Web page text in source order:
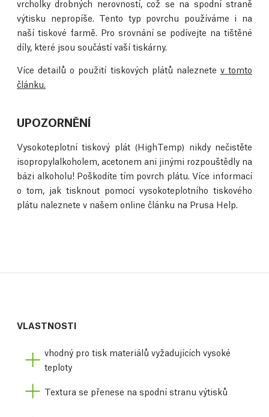
vrcholky drobných nerovností, což se na spodní straně
výtisku nepropíše. Tento typ povrchu používáme i na
naší tiskové farmě. Pro srovnání se podívejte na tištěné
díly, které jsou součástí vaší tiskárny.
Více detailů o použití tiskových plátů naleznete v tomto
článku.
UPOZORNĚNÍ
Vysokoteplotní tiskový plát (HighTemp) nikdy nečistěte
isopropylalkoholem, acetonem ani jinými rozpouštědly na
bázi alkoholu! Poškodíte tím povrch plátu. Více informací
o tom, jak tisknout pomocí vysokoteplotního tiskového
plátu naleznete v našem online článku na Prusa Help.
VLASTNOSTI
vhodný pro tisk materiálů vyžadujících vysoké
teploty
Textura se přenese na spodní stranu výtisků